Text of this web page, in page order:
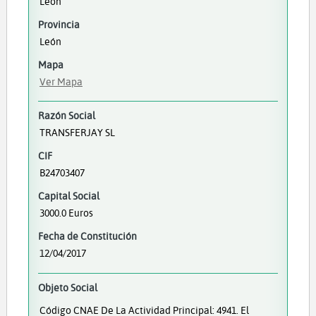
Provincia
León
Mapa
Ver Mapa
Razón Social
TRANSFERJAY SL
CIF
B24703407
Capital Social
3000.0 Euros
Fecha de Constitución
12/04/2017
Objeto Social
Código CNAE De La Actividad Principal: 4941. El